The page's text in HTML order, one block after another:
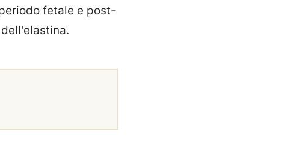
fetale e post-